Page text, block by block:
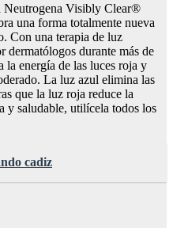
Neutrogena Visibly Clear®
una forma totalmente nueva
Con una terapia de luz
dermatólogos durante más de
la energía de las luces roja y
La luz azul elimina las
que la luz roja reduce la
y saludable, utilícela todos los
cadiz